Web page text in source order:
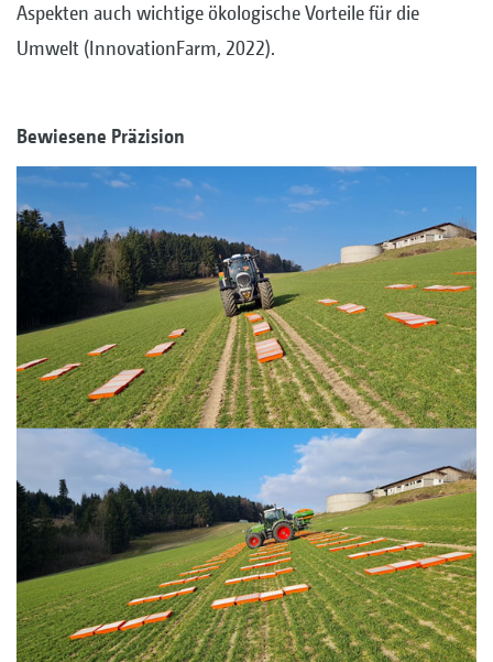
Aspekten auch wichtige ökologische Vorteile für die
Umwelt (InnovationFarm, 2022).
Bewiesene Präzision